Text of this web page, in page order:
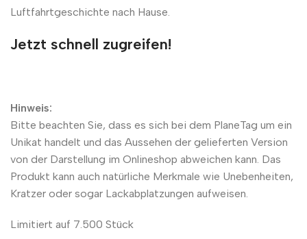
Luftfahrtgeschichte nach Hause.
Jetzt schnell zugreifen!
Hinweis:
Bitte beachten Sie, dass es sich bei dem PlaneTag um ein
Unikat handelt und das Aussehen der gelieferten Version
von der Darstellung im Onlineshop abweichen kann. Das
Produkt kann auch natürliche Merkmale wie Unebenheiten,
Kratzer oder sogar Lackabplatzungen aufweisen.
Limitiert auf 7.500 Stück